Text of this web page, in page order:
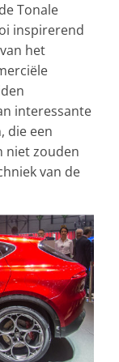
Tonale
inspirerend
het
interessante
die een
niet zouden
van de